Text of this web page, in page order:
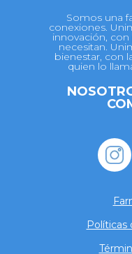
Somos una
conexiones.
innovación,
necesitan.
bienestar, con
quien lo
Políticas